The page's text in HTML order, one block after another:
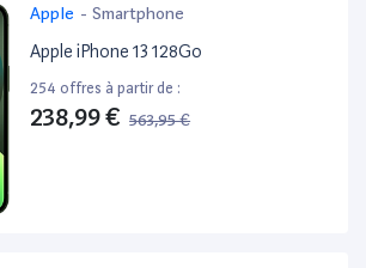
Apple - Smartphone
Apple iPhone 13 128Go
254 offres à partir de :
238,99 € 563,95 €